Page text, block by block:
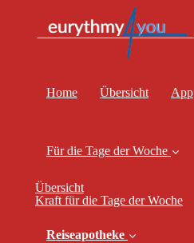
Home Übersicht App
Für die Tage der Woche
Übersicht
Kraft für die Tage der Woche
Reiseapotheke